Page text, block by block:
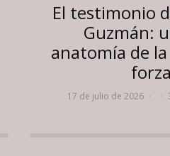
El testimonio
Guzmán:
anatomía de
17 de julio de 2026 · ·